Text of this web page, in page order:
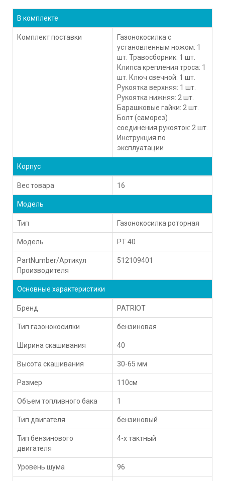
В комплекте
Комплект поставки
Газонокосилка с
установленным ножом: 1
шт. Травосборник: 1 шт.
Клипса крепления троса: 1
шт. Ключ свечной: 1 шт.
Рукоятка верхняя: 1 шт.
Рукоятка нижняя: 2 шт.
Барашковые гайки: 2 шт.
Болт (саморез)
соединения рукояток: 2 шт.
Инструкция по
эксплуатации
Корпус
Вес товара 16
Модель
Тип Газонокосилка роторная
Модель PT 40
PartNumber/Артикул
Производителя
512109401
Основные характеристики
Бренд PATRIOT
Тип газонокосилки бензиновая
Ширина скашивания 40
Высота скашивания 30-65 мм
Размер 110см
Объем топливного бака 1
Тип двигателя бензиновый
Тип бензинового
двигателя
4-х тактный
Уровень шума 96